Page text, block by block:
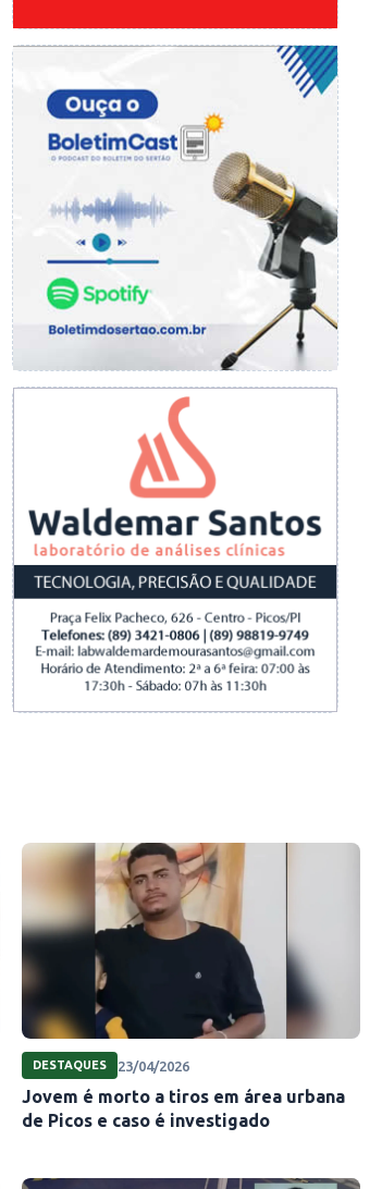
DESTAQUES 23/04/2026
Jovem é morto a tiros em área urbana
de Picos e caso é investigado